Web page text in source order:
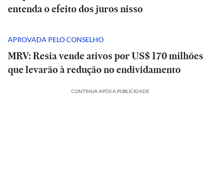
entenda o efeito dos juros nisso
APROVADA PELO CONSELHO
MRV: Resia vende ativos por US$ 170 milhões
que levarão à redução no endividamento
CONTINUA APÓS A PUBLICIDADE